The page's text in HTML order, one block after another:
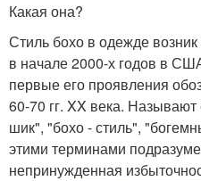
Какая она?
Стиль бохо в одежде
в начале 2000-х годов в
первые его проявления
60-70 гг. XX века.
шик", "бохо - стиль",
этими терминами
непринужденная